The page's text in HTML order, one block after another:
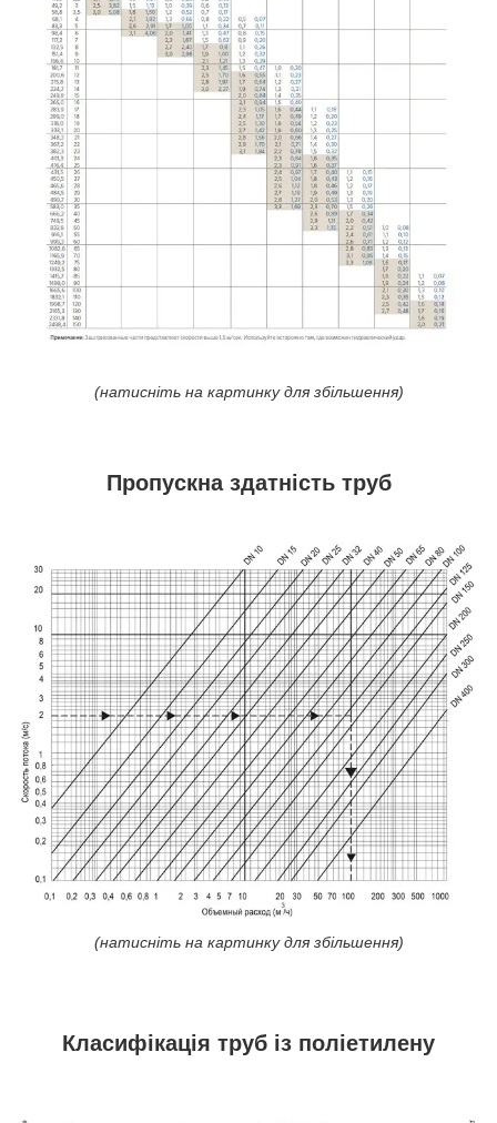
(натисніть на картинку для збільшення)
Пропускна здатність труб
(натисніть на картинку для збільшення)
Класифікація труб із поліетилену